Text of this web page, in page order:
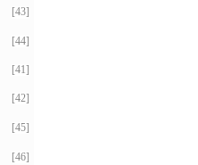
[43]
[44]
[41]
[42]
[45]
[46]